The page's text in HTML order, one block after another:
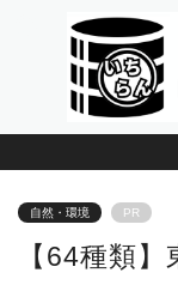
自然・環境 PR
【64種類